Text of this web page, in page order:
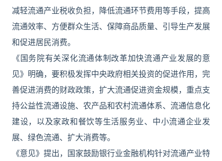
减轻流通产业税收负担，降低流通环节费用等手段，提高
流通效率、方便群众生活、保障商品质量、引导生产发展
和促进居民消费。
《国务院有关深化流通体制改革加快流通产业发展的意
见》明确，要积极发挥中央政府相关投资的促进作用，完
善促进消费的财政政策，扩大流通促进资金规模，重点支
持公益性流通设施、农产品和农村流通体系、流通信息化
建设，以及家政和餐饮等生活服务业、中小流通企业发
展、绿色流通、扩大消费等。
《意见》提出，国家鼓励银行业金融机构针对流通产业特